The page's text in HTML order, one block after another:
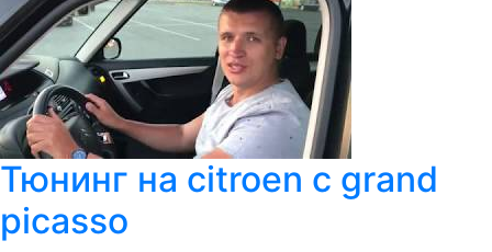
Тюнинг на citroen c grand
picasso